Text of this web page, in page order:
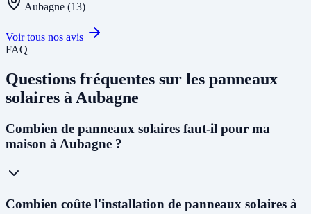
Aubagne (13)
Voir tous nos avis
FAQ
Questions fréquentes sur les panneaux
solaires à Aubagne
Combien de panneaux solaires faut-il pour ma
maison à Aubagne ?
Pour une maison individuelle à Aubagne, nous recommandons en
Combien coûte l'installation de panneaux solaires à